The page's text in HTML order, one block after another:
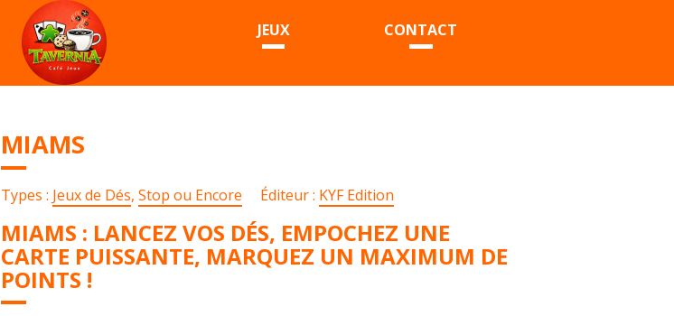
JEUX CONTACT
MIAMS
Types : Jeux de Dés, Stop ou Encore Éditeur : KYF Edition
MIAMS : LANCEZ VOS DÉS, EMPOCHEZ UNE
CARTE PUISSANTE, MARQUEZ UN MAXIMUM DE
POINTS !